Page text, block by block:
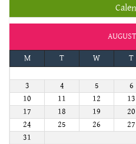
M
T W T
3
4 5 6
10
11 12 13
17
18 19 20
24
25 26 27
31